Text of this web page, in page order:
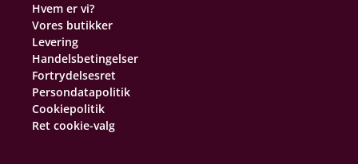
Hvem er vi?
Vores butikker
Levering
Handelsbetingelser
Fortrydelsesret
Persondatapolitik
Cookiepolitik
Ret cookie-valg